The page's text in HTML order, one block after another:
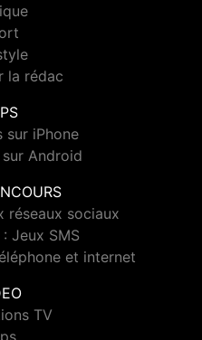
la rédac
sur iPhone
Android
réseaux sociaux
Jeux SMS
et internet
TV